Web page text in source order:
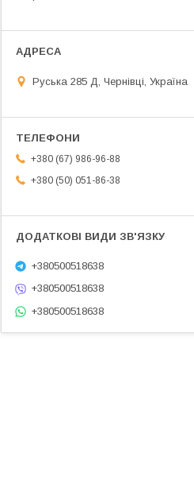
Руська 285 Д, Чернівці, Україна
+380 (67) 986-96-88
+380 (50) 051-86-38
+380500518638
+380500518638
+380500518638